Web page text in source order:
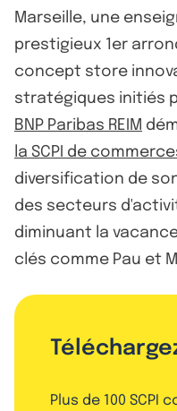
Marseille, une
prestigieux 1er
concept store
stratégiques initiés
BNP Paribas REIM
la SCPI de
diversification de
des secteurs
diminuant la
clés comme Pau et
Plus de 100 SCPI